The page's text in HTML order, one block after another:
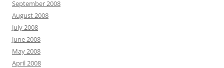
September 2008
August 2008
July 2008
June 2008
May 2008
April 2008